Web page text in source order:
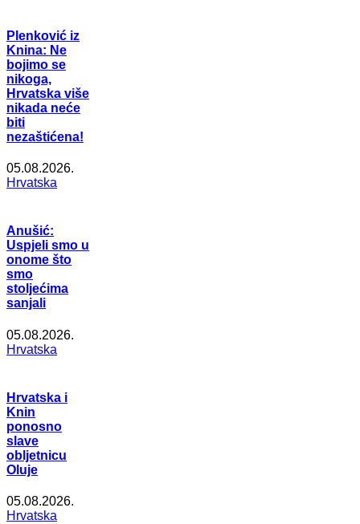
Plenković iz
Knina: Ne
bojimo se
nikoga,
Hrvatska više
nikada neće
biti
nezaštićena!
05.08.2026.
Hrvatska
Anušić:
Uspjeli smo u
onome što
smo
stoljećima
sanjali
05.08.2026.
Hrvatska
Hrvatska i
Knin
ponosno
slave
obljetnicu
Oluje
05.08.2026.
Hrvatska